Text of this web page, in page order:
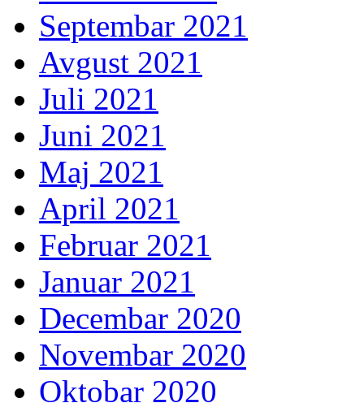
Septembar 2021
Avgust 2021
Juli 2021
Juni 2021
Maj 2021
April 2021
Februar 2021
Januar 2021
Decembar 2020
Novembar 2020
Oktobar 2020